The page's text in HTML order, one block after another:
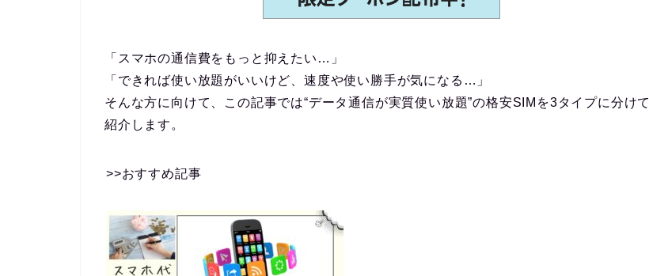
「スマホの通信費をもっと抑えたい…」
「できれば使い放題がいいけど、速度や使い勝手が気になる…」
そんな方に向けて、この記事では“データ通信が実質使い放題”の格安SIMを3タイプに分けて
紹介します。
>>おすすめ記事